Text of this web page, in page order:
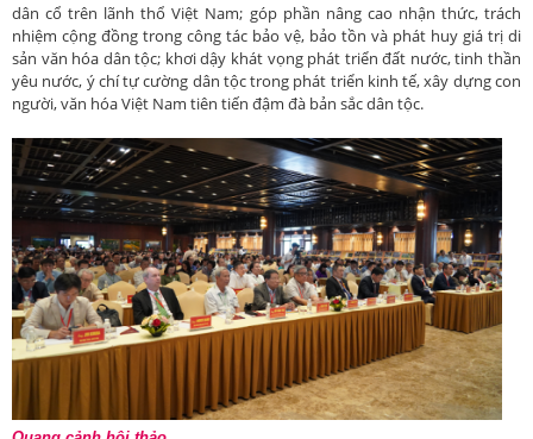
dân cổ trên lãnh thổ Việt Nam; góp phần nâng cao nhận thức, trách
nhiệm cộng đồng trong công tác bảo vệ, bảo tồn và phát huy giá trị di
sản văn hóa dân tộc; khơi dậy khát vọng phát triển đất nước, tinh thần
yêu nước, ý chí tự cường dân tộc trong phát triển kinh tế, xây dựng con
người, văn hóa Việt Nam tiên tiến đậm đà bản sắc dân tộc.